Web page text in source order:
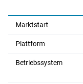
Marktstart
Plattform
Betriebssystem